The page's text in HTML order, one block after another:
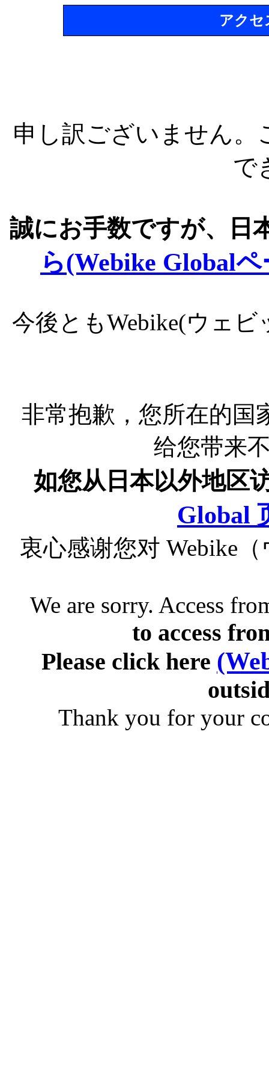
アクセ
申し訳ございません
で
誠にお手数ですが、日
ら(Webike Global
今後ともWebike(ウェ
非常抱歉，您所在的国
给您带来
如您从日本以外地区
Global
衷心感谢您对 Webike
We are sorry. Access
to access
Please click here
Thank you for your